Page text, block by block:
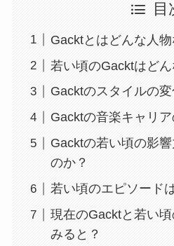
目
Gacktとはどんな人物
若い頃のGacktはど
Gacktのスタイルの変
Gacktの音楽キャリ
Gacktの若い頃の影
のか？
若い頃のエピソード
現在のGacktと若い
みると？